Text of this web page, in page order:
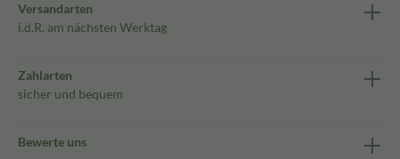
Versandarten
i.d.R. am nächsten Werktag
Zahlarten
sicher und bequem
Bewerte uns